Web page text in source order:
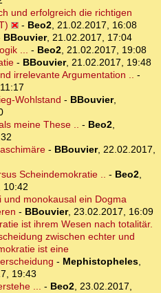
und erfolgreich die richtigen
- Beo2, 21.02.2017, 16:08
BBouvier, 21.02.2017, 17:04
... - Beo2, 21.02.2017, 19:08
- BBouvier, 21.02.2017, 19:48
irrelevante Argumentation .. -
Wohlstand - BBouvier,
meine These .. - Beo2,
- BBouvier, 22.02.2017,
Scheindemokratie .. - Beo2,
10:42
und monokausal ein Dogma
- BBouvier, 23.02.2017, 16:09
ist ihrem Wesen nach totalitär.
zwischen echter und
ist eine
- Mephistopheles,
19:43
... - Beo2, 23.02.2017,